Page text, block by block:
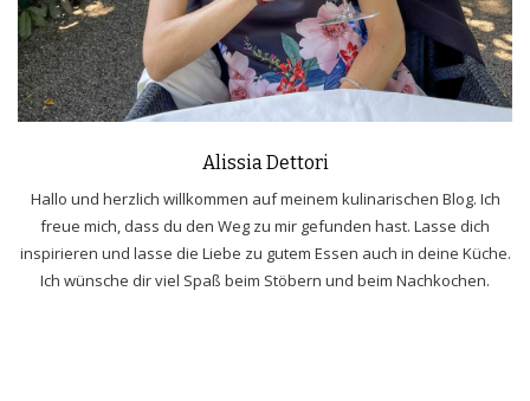
Alissia Dettori
Hallo und herzlich willkommen auf meinem kulinarischen Blog. Ich
freue mich, dass du den Weg zu mir gefunden hast. Lasse dich
inspirieren und lasse die Liebe zu gutem Essen auch in deine Küche.
Ich wünsche dir viel Spaß beim Stöbern und beim Nachkochen.